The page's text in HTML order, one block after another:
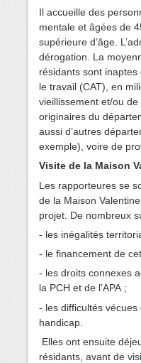
Il accueille des
mentale et âgées de
supérieure d’âge.
dérogation. La
résidants sont
le travail (CAT), en
vieillissement et/ou
originaires du
aussi d’autres
exemple), voire de
Visite de la Maison
Les rapporteures se
de la Maison
projet. De nombreux
- les inégalités
- le financement de
- les droits connexes
la PCH et de l’APA ;
- les difficultés
handicap.
Elles ont ensuite
résidants, avant de